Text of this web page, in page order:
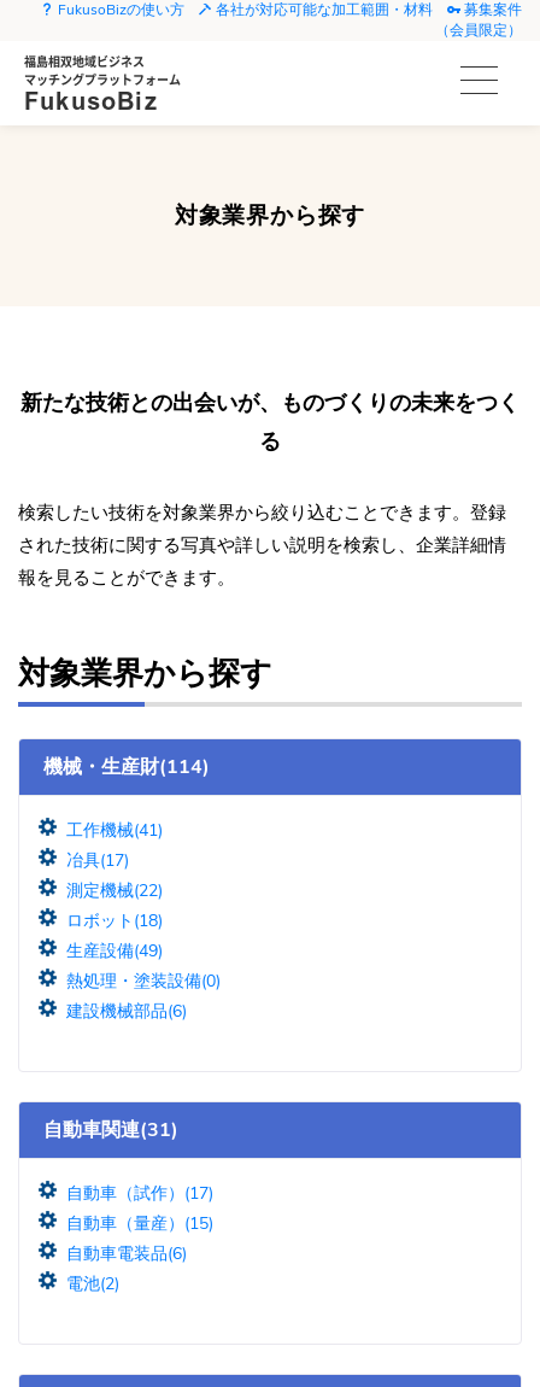
FukusoBizの使い方 各社が対応可能な加工範囲・材料
募集案件
（会員限定）
福島相双地域ビジネス
マッチングプラットフォーム
FukusoBiz
対象業界から探す
新たな技術との出会いが、ものづくりの未来をつく
る
検索したい技術を対象業界から絞り込むことできます。登録
された技術に関する写真や詳しい説明を検索し、企業詳細情
報を見ることができます。
対象業界から探す
機械・生産財(114)
工作機械(41)
冶具(17)
測定機械(22)
ロボット(18)
生産設備(49)
熱処理・塗装設備(0)
建設機械部品(6)
自動車関連(31)
自動車（試作）(17)
自動車（量産）(15)
自動車電装品(6)
電池(2)